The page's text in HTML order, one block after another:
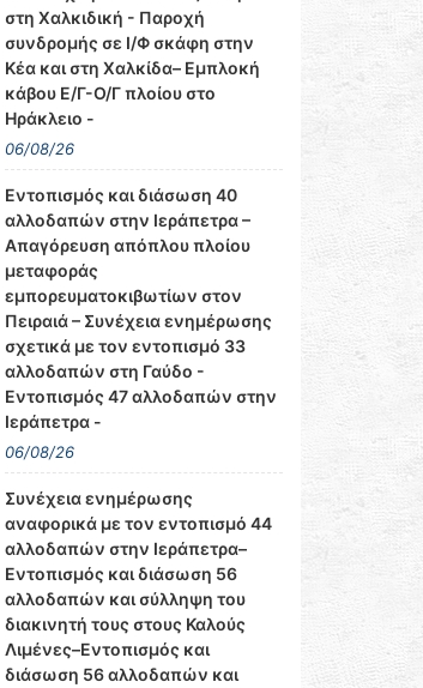
στη Χαλκιδική - Παροχή
συνδρομής σε Ι/Φ σκάφη στην
Κέα και στη Χαλκίδα– Εμπλοκή
κάβου Ε/Γ-Ο/Γ πλοίου στο
Ηράκλειο -
06/08/26
Εντοπισμός και διάσωση 40
αλλοδαπών στην Ιεράπετρα –
Απαγόρευση απόπλου πλοίου
μεταφοράς
εμπορευματοκιβωτίων στον
Πειραιά – Συνέχεια ενημέρωσης
σχετικά με τον εντοπισμό 33
αλλοδαπών στη Γαύδο -
Εντοπισμός 47 αλλοδαπών στην
Ιεράπετρα -
06/08/26
Συνέχεια ενημέρωσης
αναφορικά με τον εντοπισμό 44
αλλοδαπών στην Ιεράπετρα–
Εντοπισμός και διάσωση 56
αλλοδαπών και σύλληψη του
διακινητή τους στους Καλούς
Λιμένες–Εντοπισμός και
διάσωση 56 αλλοδαπών και